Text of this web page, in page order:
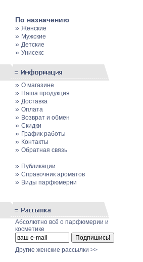
По назначению
» Женские
» Мужские
» Детские
» Унисекс
» О магазине
» Наша продукция
» Доставка
» Оплата
» Возврат и обмен
» Скидки
» График работы
» Контакты
» Обратная связь
» Публикации
» Cправочник ароматов
» Виды парфюмерии
Абсолютно всё о парфюмерии и
косметике
Другие женские рассылки >>